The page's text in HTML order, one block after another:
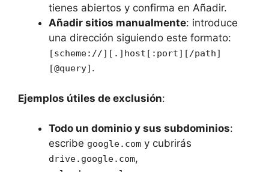
tienes abiertos y confirma en Añadir.
Añadir sitios manualmente: introduce
una dirección siguiendo este formato:
[scheme://][.]host[:port][/path]
[@query] .
Ejemplos útiles de exclusión:
Todo un dominio y sus subdominios:
escribe google.com y cubrirás
drive.google.com,